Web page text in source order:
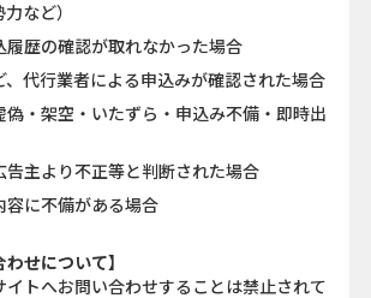
など）
歴の確認が取れなかった場合
代行業者による申込みが確認された場合
・架空・いたずら・申込み不備・即時出
主より不正等と判断された場合
に不備がある場合
わせについて】
イトへお問い合わせすることは禁止されて